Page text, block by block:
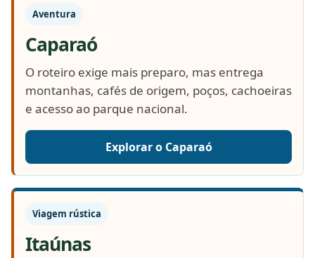
Aventura
Caparaó
O roteiro exige mais preparo, mas entrega
montanhas, cafés de origem, poços, cachoeiras
e acesso ao parque nacional.
Explorar o Caparaó
Viagem rústica
Itaúnas